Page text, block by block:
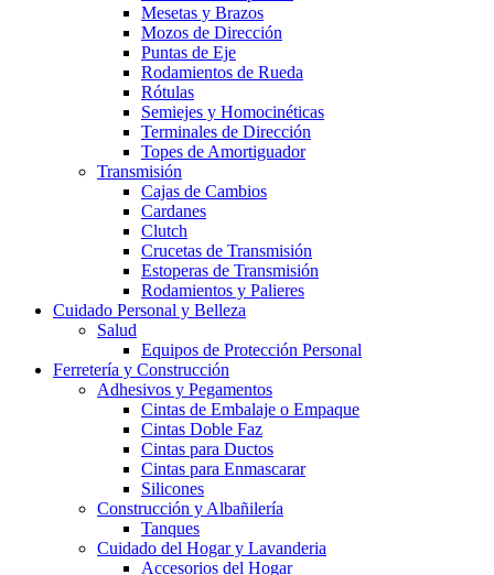
Mesetas y Brazos
Mozos de Dirección
Puntas de Eje
Rodamientos de Rueda
Rótulas
Semiejes y Homocinéticas
Terminales de Dirección
Topes de Amortiguador
Transmisión
Cajas de Cambios
Cardanes
Clutch
Crucetas de Transmisión
Estoperas de Transmisión
Rodamientos y Palieres
Cuidado Personal y Belleza
Salud
Equipos de Protección Personal
Ferretería y Construcción
Adhesivos y Pegamentos
Cintas de Embalaje o Empaque
Cintas Doble Faz
Cintas para Ductos
Cintas para Enmascarar
Silicones
Construcción y Albañilería
Tanques
Cuidado del Hogar y Lavanderia
Accesorios del Hogar